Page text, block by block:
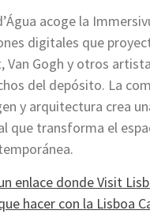
acoge la
digitales que
Van Gogh y otros
del depósito. La
y arquitectura crea
que transforma el
enlace donde Visit
hacer con la Lisboa